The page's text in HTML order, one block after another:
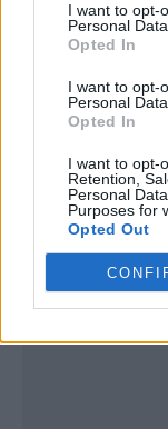
I want to opt-
Personal Data.
Opted In
I want to opt-
Personal
Opted In
I want to opt-
Retention,
Personal
Purposes for
Opted Out